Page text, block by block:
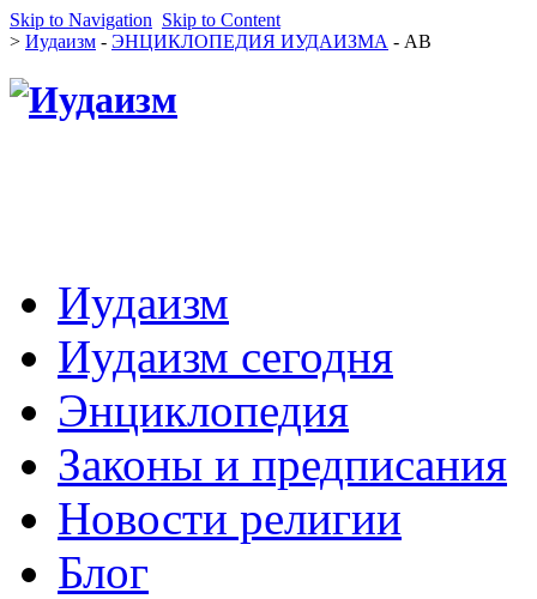
Skip to Navigation Skip to Content
> Иудаизм - ЭНЦИКЛОПЕДИЯ ИУДАИЗМА - АВ
Иудаизм
Иудаизм сегодня
Энциклопедия
Законы и предписания
Новости религии
Блог